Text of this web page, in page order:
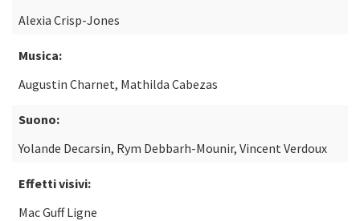
Alexia Crisp-Jones
Musica:
Augustin Charnet, Mathilda Cabezas
Suono:
Yolande Decarsin, Rym Debbarh-Mounir, Vincent Verdoux
Effetti visivi:
Mac Guff Ligne